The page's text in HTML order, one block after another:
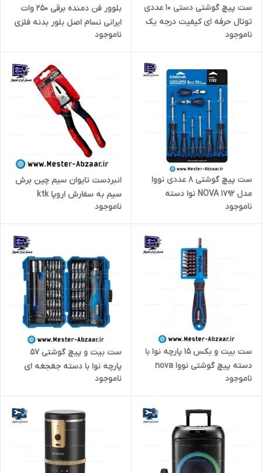
ست پیچ گوشتی دستی 10 عددی
توتال حرفه ای کیفیت درجه یک
مدل TOTAL THT250610
ناموجود
بلوور فن دمنده برقی 250 وات
ایرانی نسام اصل بلور بدنه فلزی
( مناسب کباب و منقل و زغال و
... ) با کیفیت مدل NASAM
ناموجود
ست پیچ گوشتی 8 عددی نووا
مدل NOVA 1792 نوا دسته
پلاستیکی
ناموجود
انبردست تایوان سیم چین برش
سیم به سفارش اروپا ktk
ناموجود
ست بیت و بکس 15 پارچه نوا با
دسته پیچ گوشتی نووا nova
مدل 1342
ناموجود
ست بیت و پیچ گوشتی 57
پارچه نوا با دسته جغجغه ای
نووا nova مدل 1364
ناموجود